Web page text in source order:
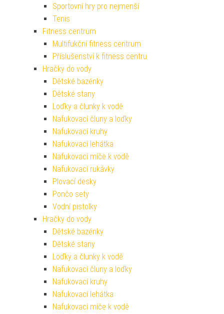
Sportovní hry pro nejmenší
Tenis
Fitness centrum
Multifukční fitness centrum
Příslušenství k fitness centru
Hračky do vody
Dětské bazénky
Dětské stany
Loďky a člunky k vodě
Nafukovací čluny a loďky
Nafukovací kruhy
Nafukovací lehátka
Nafukovací míče k vodě
Nafukovací rukávky
Plovací desky
Pončo sety
Vodní pistolky
Hračky do vody
Dětské bazénky
Dětské stany
Loďky a člunky k vodě
Nafukovací čluny a loďky
Nafukovací kruhy
Nafukovací lehátka
Nafukovací míče k vodě